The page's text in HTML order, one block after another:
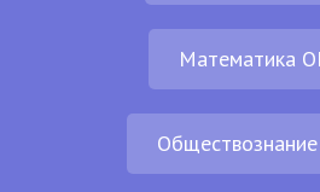
Математика